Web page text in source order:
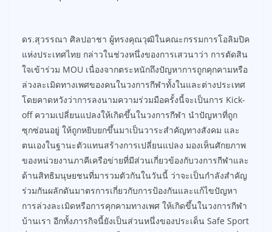
ดร.สุวรรณา ศิลปอาชา ผู้ทรงคุณวุฒิในคณะกรรมการโอลิมปิค
แห่งประเทศไทย กล่าวในช่วงหนึ่งของการเสวนาว่า การตัดสิน
ใจเข้าร่วม MOU เนื่องจากตระหนักถึงปัญหาการถูกคุกคามหรือ
ล่วงละเมิดทางเพศของคนในวงการกีฬาทั้งในและต่างประเทศ
โดยคาดหวังว่าการลงนามความร่วมมือครั้งนี้จะเป็นการ Kick-
off ความเปลี่ยนแปลงให้เกิดขึ้นในวงการกีฬา นำปัญหาที่ถูก
ซุกซ่อนอยู่ ให้ถูกหยิบยกขึ้นมาเป็นวาระสำคัญทางสังคม และ
ตนเองในฐานะตัวแทนสร้างการเปลี่ยนแปลง มองเห็นศักยภาพ
ของหน่วยงานภาคีเครือข่ายที่มีส่วนเกี่ยวข้องกับวงการกีฬาและ
ด้านสิทธิมนุษยชนที่มารวมตัวกันในวันนี้ ว่าจะเป็นกำลังสำคัญ
ร่วมกันผลักดันมาตรการเกี่ยวกับการป้องกันและแก้ไขปัญหา
การล่วงละเมิดหรือการคุกคามทางเพศ ให้เกิดขึ้นในวงการกีฬา
บ้านเรา อีกทั้งภารกิจนี้ยังเป็นส่วนหนึ่งของประเด็น Safe Sport